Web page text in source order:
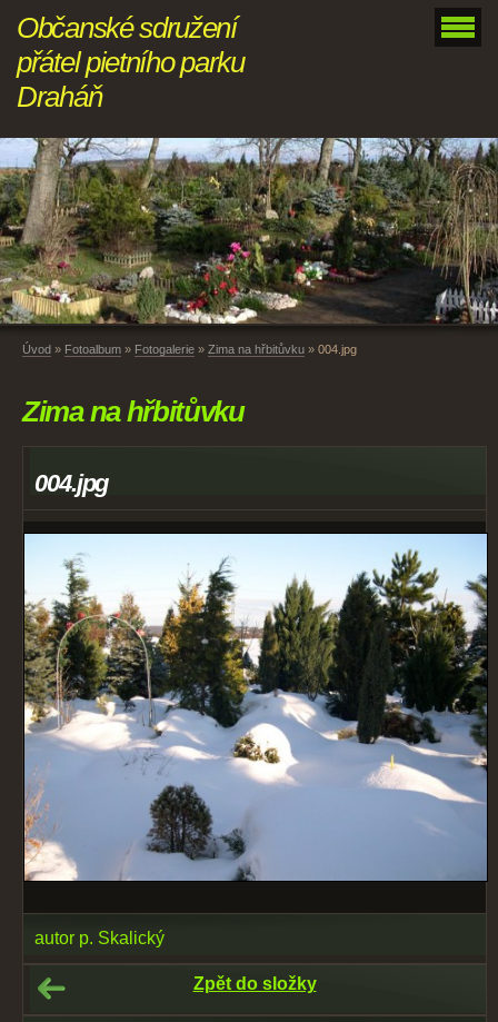
Občanské sdružení
přátel pietního parku
Draháň
Úvod » Fotoalbum » Fotogalerie » Zima na hřbitůvku » 004.jpg
Zima na hřbitůvku
004.jpg
autor p. Skalický
Zpět do složky